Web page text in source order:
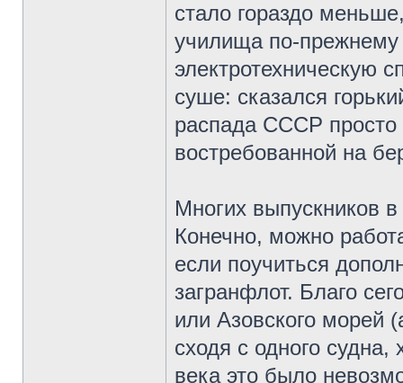
стало гораздо
училища по-прежнему
электротехническую
суше: сказался
распада СССР просто
востребованной на
Многих выпускников
Конечно, можно
если поучиться
загранфлот. Благо
или Азовского морей
сходя с одного
века это было